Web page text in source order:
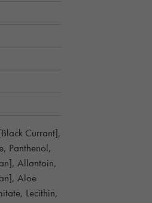
Currant],
Panthenol,
Allantoin,
Aloe
Lecithin,